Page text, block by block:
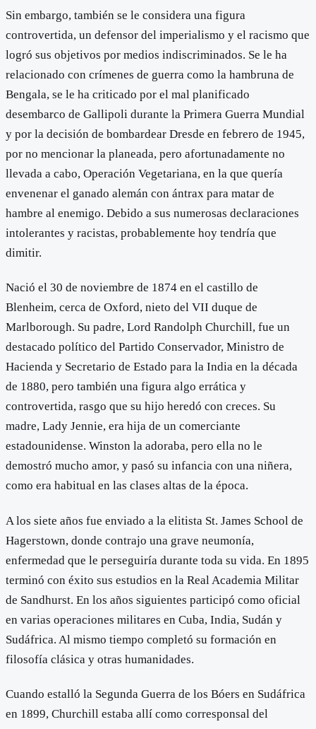
Sin embargo, también se le considera una figura
controvertida, un defensor del imperialismo y el racismo que
logró sus objetivos por medios indiscriminados. Se le ha
relacionado con crímenes de guerra como la hambruna de
Bengala, se le ha criticado por el mal planificado
desembarco de Gallipoli durante la Primera Guerra Mundial
y por la decisión de bombardear Dresde en febrero de 1945,
por no mencionar la planeada, pero afortunadamente no
llevada a cabo, Operación Vegetariana, en la que quería
envenenar el ganado alemán con ántrax para matar de
hambre al enemigo. Debido a sus numerosas declaraciones
intolerantes y racistas, probablemente hoy tendría que
dimitir.
Nació el 30 de noviembre de 1874 en el castillo de
Blenheim, cerca de Oxford, nieto del VII duque de
Marlborough. Su padre, Lord Randolph Churchill, fue un
destacado político del Partido Conservador, Ministro de
Hacienda y Secretario de Estado para la India en la década
de 1880, pero también una figura algo errática y
controvertida, rasgo que su hijo heredó con creces. Su
madre, Lady Jennie, era hija de un comerciante
estadounidense. Winston la adoraba, pero ella no le
demostró mucho amor, y pasó su infancia con una niñera,
como era habitual en las clases altas de la época.
A los siete años fue enviado a la elitista St. James School de
Hagerstown, donde contrajo una grave neumonía,
enfermedad que le perseguiría durante toda su vida. En 1895
terminó con éxito sus estudios en la Real Academia Militar
de Sandhurst. En los años siguientes participó como oficial
en varias operaciones militares en Cuba, India, Sudán y
Sudáfrica. Al mismo tiempo completó su formación en
filosofía clásica y otras humanidades.
Cuando estalló la Segunda Guerra de los Bóers en Sudáfrica
en 1899, Churchill estaba allí como corresponsal del